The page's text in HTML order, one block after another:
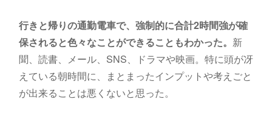
行きと帰りの通勤電車で、強制的に合計2時間強が確
保されると色々なことができることもわかった。 新
聞、読書、メール、SNS、ドラマや映画。特に頭が冴
えている朝時間に、まとまったインプットや考えごと
が出来ることは悪くないと思った。